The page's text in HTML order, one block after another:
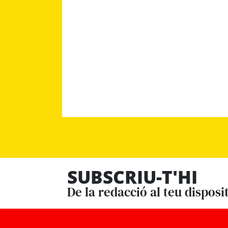
SUBSCRIU-T'HI
De la redacció al teu